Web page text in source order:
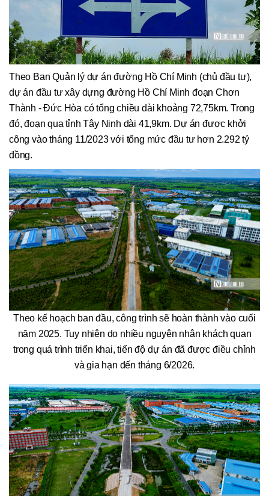
Theo Ban Quản lý dự án đường Hồ Chí Minh (chủ đầu tư),
dự án đầu tư xây dựng đường Hồ Chí Minh đoạn Chơn
Thành - Đức Hòa có tổng chiều dài khoảng 72,75km. Trong
đó, đoạn qua tỉnh Tây Ninh dài 41,9km. Dự án được khởi
công vào tháng 11/2023 với tổng mức đầu tư hơn 2.292 tỷ
đồng.
Theo kế hoạch ban đầu, công trình sẽ hoàn thành vào cuối
năm 2025. Tuy nhiên do nhiều nguyên nhân khách quan
trong quá trình triển khai, tiến độ dự án đã được điều chỉnh
và gia hạn đến tháng 6/2026.